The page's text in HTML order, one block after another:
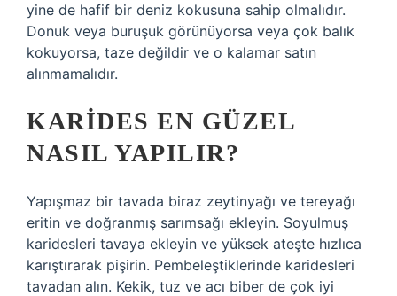
yine de hafif bir deniz kokusuna sahip olmalıdır.
Donuk veya buruşuk görünüyorsa veya çok balık
kokuyorsa, taze değildir ve o kalamar satın
alınmamalıdır.
KARIDES EN GÜZEL
NASIL YAPILIR?
Yapışmaz bir tavada biraz zeytinyağı ve tereyağı
eritin ve doğranmış sarımsağı ekleyin. Soyulmuş
karidesleri tavaya ekleyin ve yüksek ateşte hızlıca
karıştırarak pişirin. Pembeleştiklerinde karidesleri
tavadan alın. Kekik, tuz ve acı biber de çok iyi